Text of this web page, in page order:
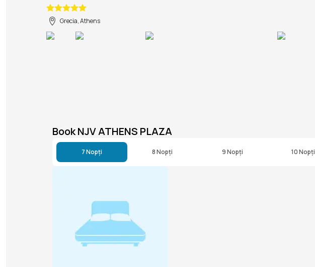
Grecia, Athens
Book NJV ATHENS PLAZA
7 Nopți 8 Nopți 9 Nopți 10 Nopți